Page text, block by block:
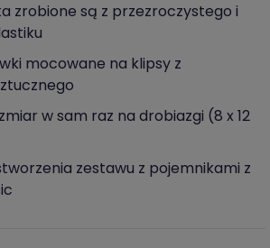
zrobione są z przezroczystego i
mocowane na klipsy z
w sam raz na drobiazgi (8 x 12
zestawu z pojemnikami z